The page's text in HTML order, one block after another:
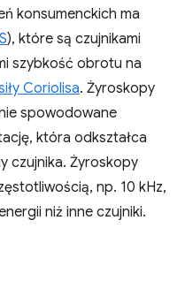
konsumenckich ma
), które są czujnikami
szybkość obrotu na
Coriolisa. Żyroskopy
spowodowane
która odkształca
czujnika. Żyroskopy
np. 10 kHz,
niż inne czujniki.